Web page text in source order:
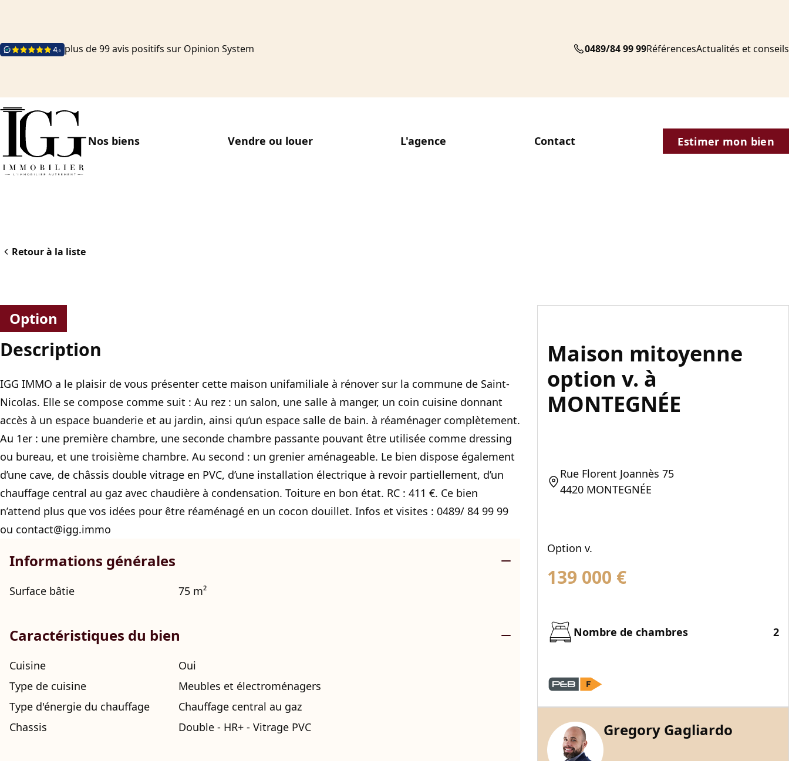
plus de 99 avis positifs sur Opinion System 0489/84 99 99RéférencesActualités et conseils
Nos biens Vendre ou louer L'agence Contact Estimer mon bien
Retour à la liste
Option
Description
IGG IMMO a le plaisir de vous présenter cette maison unifamiliale à rénover sur la commune de Saint-
Nicolas. Elle se compose comme suit : Au rez : un salon, une salle à manger, un coin cuisine donnant
accès à un espace buanderie et au jardin, ainsi qu’un espace salle de bain. à réaménager complètement.
Au 1er : une première chambre, une seconde chambre passante pouvant être utilisée comme dressing
ou bureau, et une troisième chambre. Au second : un grenier aménageable. Le bien dispose également
d’une cave, de châssis double vitrage en PVC, d’une installation électrique à revoir partiellement, d’un
chauffage central au gaz avec chaudière à condensation. Toiture en bon état. RC : 411 €. Ce bien
n’attend plus que vos idées pour être réaménagé en un cocon douillet. Infos et visites : 0489/ 84 99 99
ou contact@igg.immo
Informations générales
Surface bâtie 75 m²
Caractéristiques du bien
Cuisine
Oui
Type de cuisine
Meubles et électroménagers
Type d'énergie du chauffage
Chauffage central au gaz
Chassis
Double - HR+ - Vitrage PVC
Maison mitoyenne
option v. à
MONTEGNÉE
Rue Florent Joannès 75
4420 MONTEGNÉE
Option v.
139 000 €
Nombre de chambres 2
Gregory Gagliardo